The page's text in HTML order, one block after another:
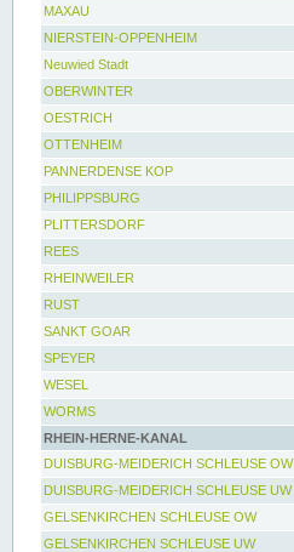
MAXAU
NIERSTEIN-OPPENHEIM
Neuwied Stadt
OBERWINTER
OESTRICH
OTTENHEIM
PANNERDENSE KOP
PHILIPPSBURG
PLITTERSDORF
REES
RHEINWEILER
RUST
SANKT GOAR
SPEYER
WESEL
WORMS
RHEIN-HERNE-KANAL
DUISBURG-MEIDERICH SCHLEUSE OW
DUISBURG-MEIDERICH SCHLEUSE UW
GELSENKIRCHEN SCHLEUSE OW
GELSENKIRCHEN SCHLEUSE UW